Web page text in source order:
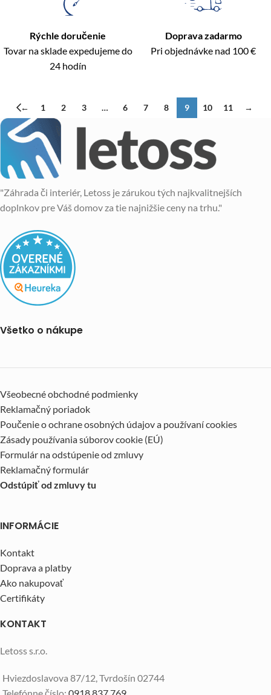
Rýchle doručenie
Tovar na sklade expedujeme do
24 hodín
Doprava zadarmo
Pri objednávke nad 100 €
← 1 2 3 … 6 7 8 9 10 11 →
"Záhrada či interiér, Letoss je zárukou tých najkvalitnejších
doplnkov pre Váš domov za tie najnižšie ceny na trhu."
Všetko o nákupe
Všeobecné obchodné podmienky
Reklamačný poriadok
Poučenie o ochrane osobných údajov a používaní cookies
Zásady používania súborov cookie (EÚ)
Formulár na odstúpenie od zmluvy
Reklamačný formulár
Odstúpiť od zmluvy tu
INFORMÁCIE
Kontakt
Doprava a platby
Ako nakupovať
Certifikáty
KONTAKT
Letoss s.r.o.
Hviezdoslavova 87/12, Tvrdošín 02744